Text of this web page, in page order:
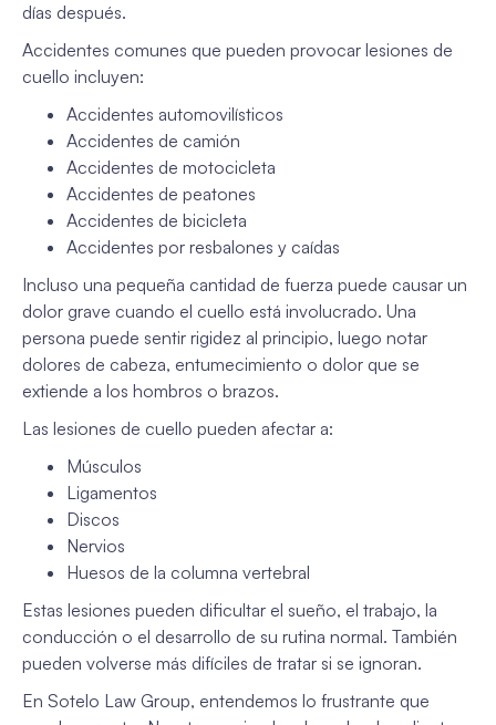
días después.
Accidentes comunes que pueden provocar lesiones de
cuello incluyen:
Accidentes automovilísticos
Accidentes de camión
Accidentes de motocicleta
Accidentes de peatones
Accidentes de bicicleta
Accidentes por resbalones y caídas
Incluso una pequeña cantidad de fuerza puede causar un
dolor grave cuando el cuello está involucrado. Una
persona puede sentir rigidez al principio, luego notar
dolores de cabeza, entumecimiento o dolor que se
extiende a los hombros o brazos.
Las lesiones de cuello pueden afectar a:
Músculos
Ligamentos
Discos
Nervios
Huesos de la columna vertebral
Estas lesiones pueden dificultar el sueño, el trabajo, la
conducción o el desarrollo de su rutina normal. También
pueden volverse más difíciles de tratar si se ignoran.
En Sotelo Law Group, entendemos lo frustrante que